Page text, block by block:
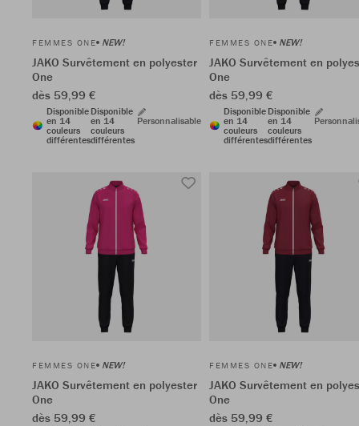
FEMMES ONE NEW!
JAKO Survêtement en polyester
One
dès 59,99 €
Disponible
en 14
couleurs
différentes
Disponible
en 14
couleurs
différentes
Personnalisable
FEMMES ONE NEW!
JAKO Survêtement en
One
dès 59,99 €
Disponible
en 14
couleurs
différentes
Disponible
en 14
couleurs
différentes
FEMMES ONE NEW!
JAKO Survêtement en polyester
One
dès 59,99 €
FEMMES ONE NEW!
JAKO Survêtement en
One
dès 59,99 €